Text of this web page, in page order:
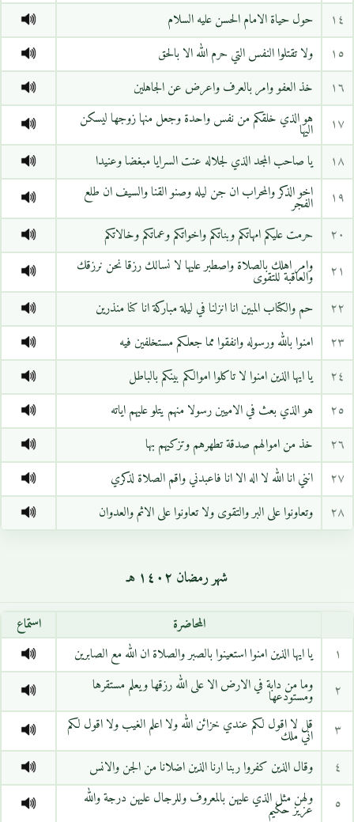
١٤
حول حياة الامام الحسن عليه السلام
١٥
ولا تقتلوا النفس التي حرم الله الا بالحق
١٦
خذ العفو وامر بالعرف واعرض عن الجاهلين
١٧
هو الذي خلقكم من نفس واحدة وجعل منها زوجها ليسكن
اليها
١٨
يا صاحب المجد الذي لجلاله عنت السرايا مبغضا وعنيدا
١٩
اخو الذكر والمحراب ان جن ليله وصنو القنا والسيف ان طلع
الفجر
٢٠
حرمت عليكم امهاتكم وبناتكم واخواتكم وعماتكم وخالاتكم
٢١
وامر اهلك بالصلاة واصطبر عليها لا نسالك رزقا نحن نرزقك
والعاقبة للتقوى
٢٢
حم والكتاب المبين انا انزلنا في ليلة مباركة انا كنا منذرين
٢٣
امنوا بالله ورسوله وانفقوا مما جعلكم مستخلفين فيه
٢٤
يا ايها الذين امنوا لا تاكلوا اموالكم بينكم بالباطل
٢٥
هو الذي بعث في الاميين رسولا منهم يتلو عليهم اياته
٢٦
خذ من اموالهم صدقة تطهرهم وتزكيهم بها
٢٧
انني انا الله لا اله الا انا فاعبدني واقم الصلاة لذكري
٢٨
وتعاونوا على البر والتقوى ولا تعاونوا على الاثم والعدوان
شهر رمضان ١٤٠٢ هـ
المحاضرة
استماع
١
يا ايها الذين امنوا استعينوا بالصبر والصلاة ان الله مع الصابرين
٢
وما من دابة في الارض الا على الله رزقها ويعلم مستقرها
ومستودعها
٣
قل لا اقول لكم عندي خزائن الله ولا اعلم الغيب ولا اقول لكم
اني ملك
٤
وقال الذين كفروا ربنا ارنا الذين اضلانا من الجن والانس
٥
ولهن مثل الذي عليهن بالمعروف وللرجال عليهن درجة والله
عزيز حكيم